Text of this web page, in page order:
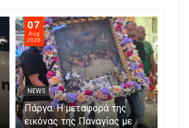
07
Aug
2026
NEWS
Πάργα: Η μεταφορά της
εικόνας της Παναγίας με